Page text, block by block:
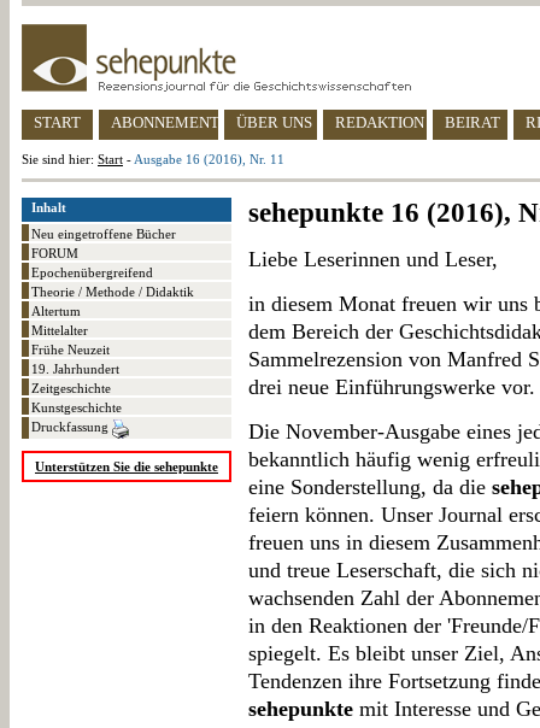
START ABONNEMENT ÜBER UNS REDAKTION BEIRAT
Sie sind hier: Start - Ausgabe 16 (2016), Nr. 11
Inhalt
Neu eingetroffene Bücher
FORUM
Epochenübergreifend
Theorie / Methode / Didaktik
Altertum
Mittelalter
Frühe Neuzeit
19. Jahrhundert
Zeitgeschichte
Kunstgeschichte
Druckfassung
Unterstützen Sie die sehepunkte
sehepunkte 16 (2016),
Liebe Leserinnen und Leser,
in diesem Monat freuen wir uns
dem Bereich der
Sammelrezension von Manfred
drei neue Einführungswerke vor.
Die November-Ausgabe eines
bekanntlich häufig wenig
eine Sonderstellung, da die
feiern können. Unser Journal
freuen uns in diesem
und treue Leserschaft, die sich
wachsenden Zahl der
in den Reaktionen der
spiegelt. Es bleibt unser Ziel,
Tendenzen ihre Fortsetzung
sehepunkte mit Interesse und